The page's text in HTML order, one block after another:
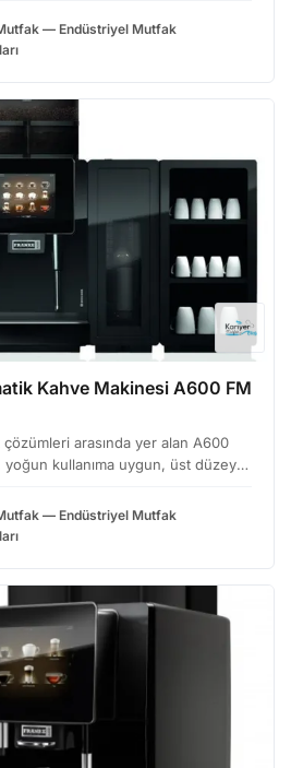
ihtiyacını karşılamak üz…
— Endüstriyel Mutfak
Kahve Makinesi A600 FM
arasında yer alan A600
yoğun kullanıma uygun, üst düzey
işletmeler için tas…
— Endüstriyel Mutfak